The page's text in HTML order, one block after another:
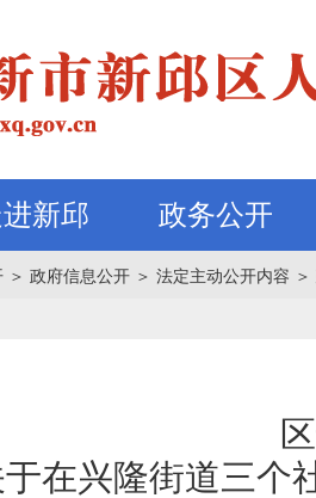
新邱 政务公开
＞ 政府信息公开 ＞ 法定主动公开内容 ＞
于在兴隆街道三